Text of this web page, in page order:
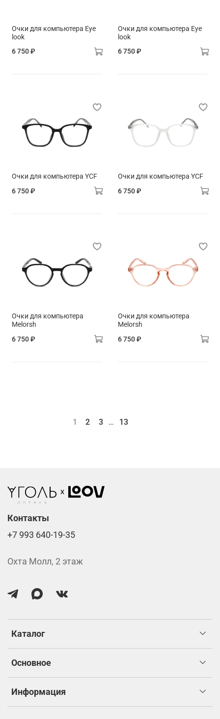
Очки для компьютера Eye
look
6 750 ₽
Очки для компьютера Eye
look
6 750 ₽
Очки для компьютера YCF
6 750 ₽
Очки для компьютера YCF
6 750 ₽
Очки для компьютера
Melorsh
6 750 ₽
Очки для компьютера
Melorsh
6 750 ₽
1 2 3 … 13
Каталог
Основное
Информация
Контакты
+7 993 640-19-35
Охта Молл, 2 этаж